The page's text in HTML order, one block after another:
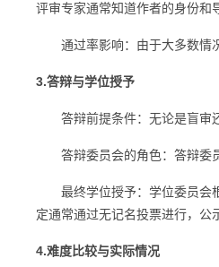
评审专家通常知道作者的身份和
通过率影响：由于大多数情况
3.答辩与学位授予
答辩前提条件：无论是盲审还
答辩委员会的角色：答辩委员
最终学位授予：学位委员会根
定通常通过无记名投票进行，公
4.难度比较与实际情况